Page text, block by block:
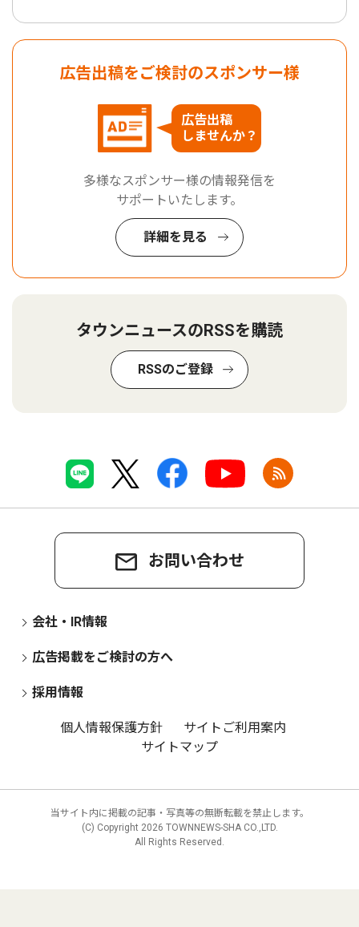
広告出稿をご検討のスポンサー様
広告出稿
しませんか？
多様なスポンサー様の情報発信を
サポートいたします。
詳細を見る
タウンニュースのRSSを購読
RSSのご登録
お問い合わせ
会社・IR情報
広告掲載をご検討の方へ
採用情報
個人情報保護方針
サイトご利用案内
サイトマップ
当サイト内に掲載の記事・写真等の無断転載を禁止します。
(C) Copyright 2026 TOWNNEWS-SHA CO.,LTD.
All Rights Reserved.